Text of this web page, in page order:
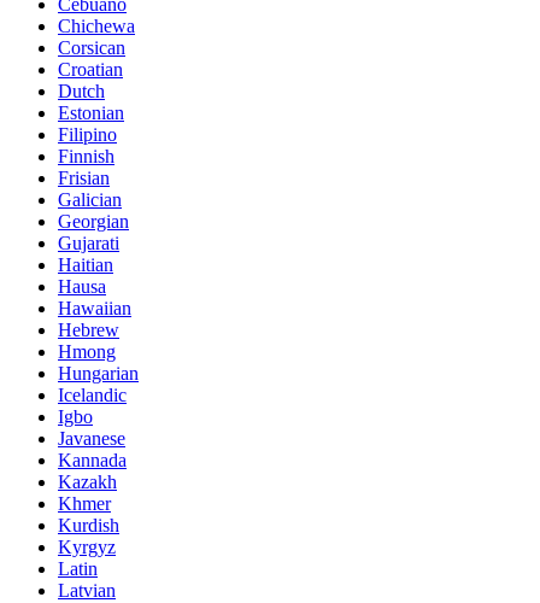
Chichewa
Corsican
Croatian
Dutch
Estonian
Filipino
Finnish
Frisian
Galician
Georgian
Gujarati
Haitian
Hausa
Hawaiian
Hebrew
Hmong
Hungarian
Icelandic
Igbo
Javanese
Kannada
Kazakh
Khmer
Kurdish
Kyrgyz
Latin
Latvian